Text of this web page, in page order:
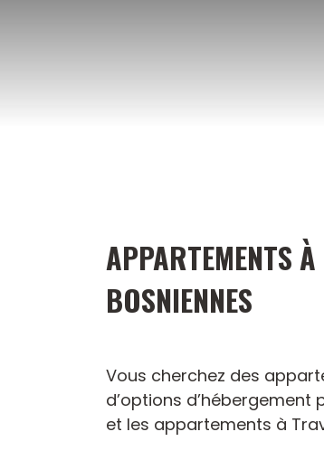
APPARTEMENTS
BOSNIENNES
Vous cherchez des
d’options
et les appartements à